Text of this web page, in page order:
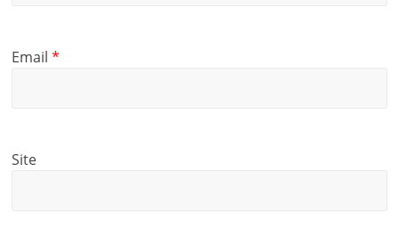
Email*
Site